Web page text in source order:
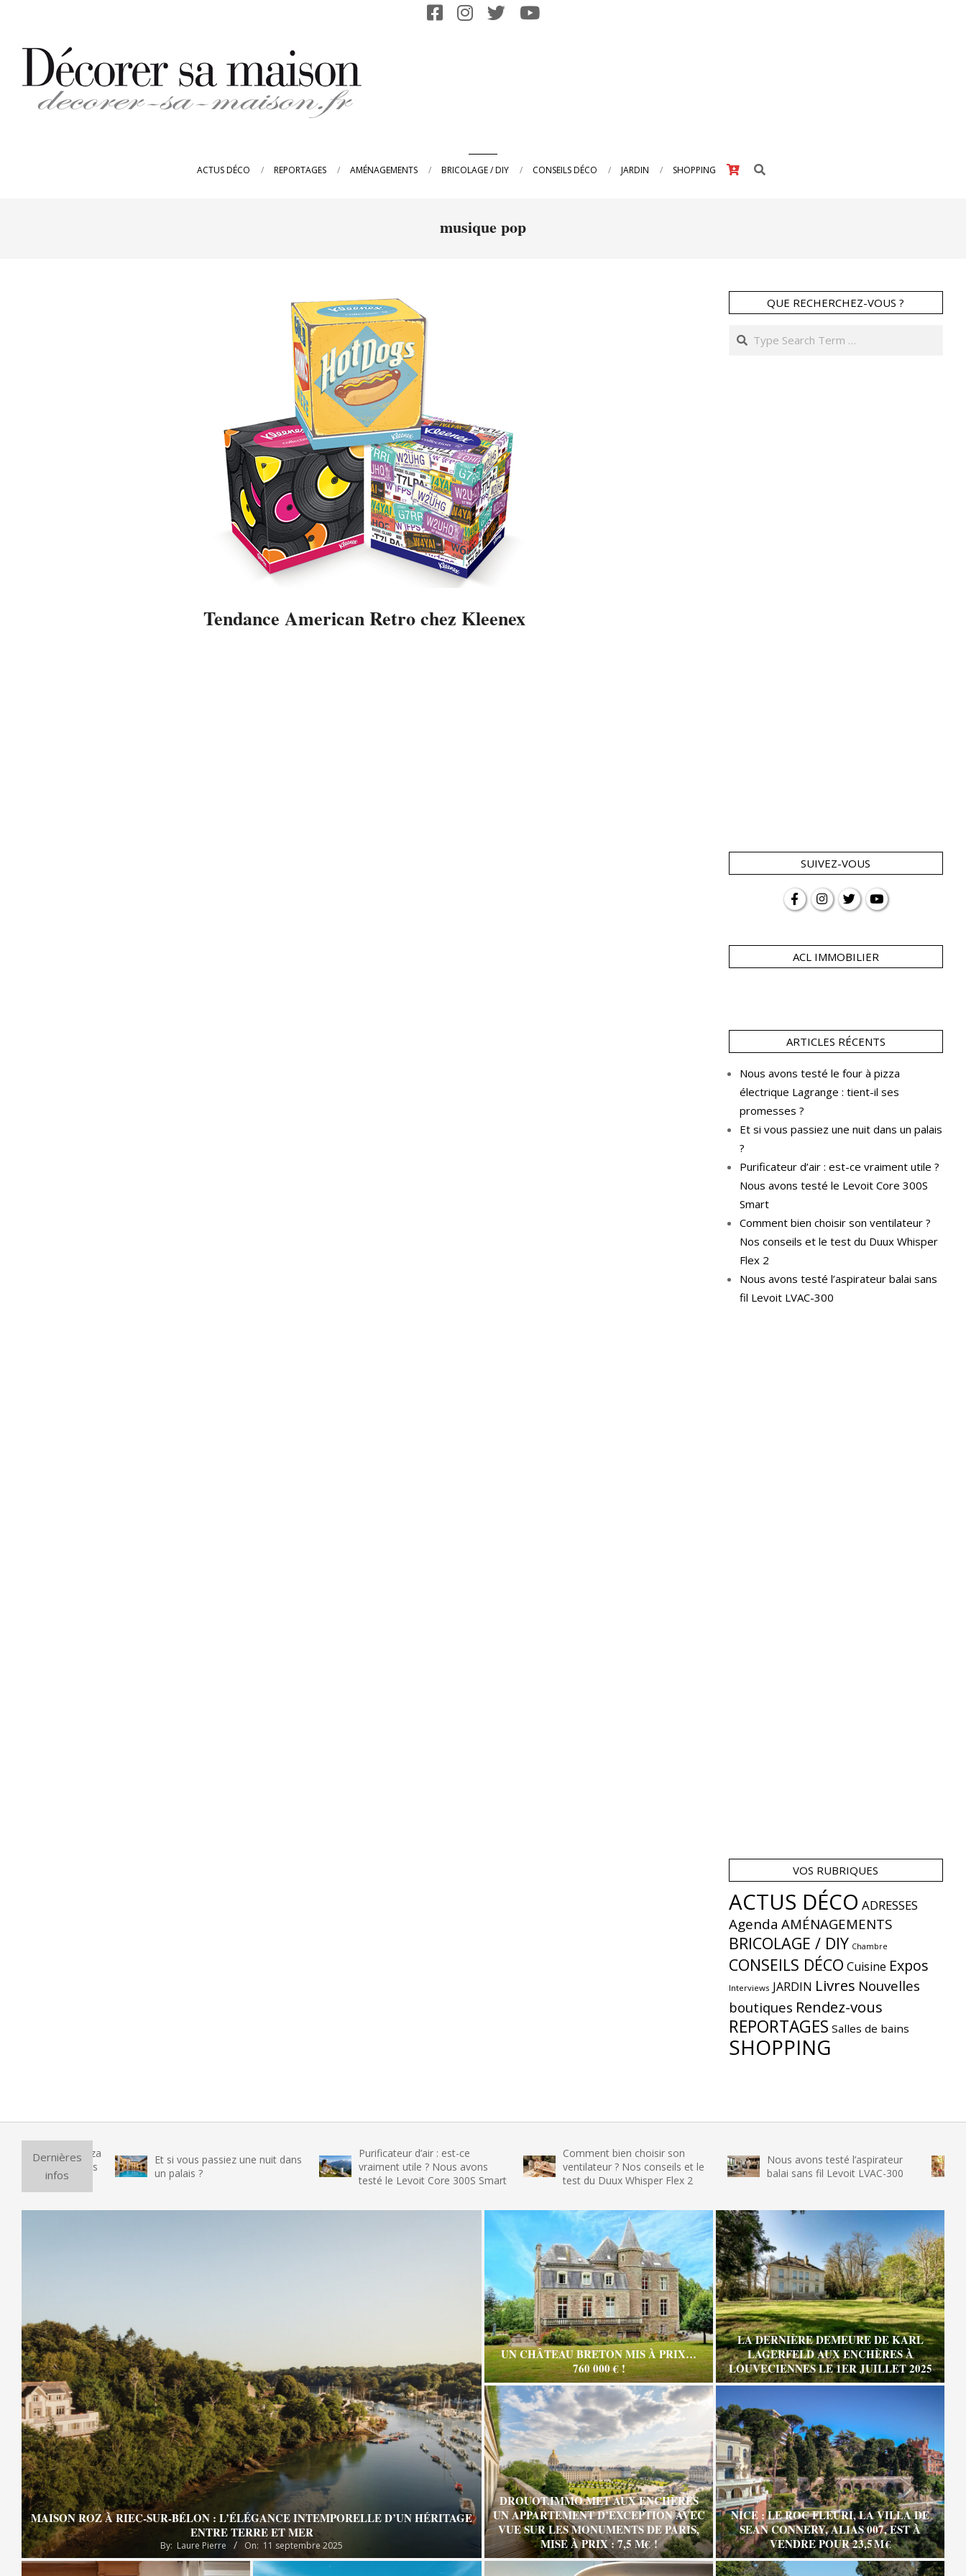
content
ACTUS DÉCO REPORTAGES AMÉNAGEMENTS BRICOLAGE / DIY CONSEILS DÉCO JARDIN SHOPPING Search
musique pop
Tendance American Retro chez Kleenex
QUE RECHERCHEZ-VOUS ?
Search
SUIVEZ-VOUS
ACL IMMOBILIER
ARTICLES RÉCENTS
Nous avons testé le four à pizza
électrique Lagrange : tient-il ses
promesses ?
Et si vous passiez une nuit dans un palais
?
Purificateur d’air : est-ce vraiment utile ?
Nous avons testé le Levoit Core 300S
Smart
Comment bien choisir son ventilateur ?
Nos conseils et le test du Duux Whisper
Flex 2
Nous avons testé l’aspirateur balai sans
fil Levoit LVAC-300
VOS RUBRIQUES
ACTUS DÉCO ADRESSES
Agenda AMÉNAGEMENTS
BRICOLAGE / DIY Chambre
CONSEILS DÉCO Cuisine Expos
Interviews JARDIN Livres Nouvelles
boutiques Rendez-vous
REPORTAGES Salles de bains
SHOPPING
Dernières
infos
Et si vous passiez une nuit dans
un palais ?
Purificateur d’air : est-ce
vraiment utile ? Nous avons
testé le Levoit Core 300S Smart
Comment bien choisir son
ventilateur ? Nos conseils et le
test du Duux Whisper Flex 2
Nous avons testé l’aspirateur
balai sans fil Levoit LVAC-300
Nous
glace
MAISON ROZ À RIEC-SUR-BÉLON : L’ÉLÉGANCE INTEMPORELLE D’UN HÉRITAGE
ENTRE TERRE ET MER
By: Laure Pierre On: 11 septembre 2025
UN CHÂTEAU BRETON MIS À PRIX…
760 000 € !
LA DERNIÈRE DEMEURE DE KARL
LAGERFELD AUX ENCHÈRES À
LOUVECIENNES LE 1ER JUILLET 2025
DROUOT.IMMO MET AUX ENCHÈRES
UN APPARTEMENT D’EXCEPTION AVEC
VUE SUR LES MONUMENTS DE PARIS,
MISE À PRIX : 7,5 M€ !
NICE : LE ROC FLEURI, LA VILLA DE
SEAN CONNERY, ALIAS 007, EST À
VENDRE POUR 23,5 M €